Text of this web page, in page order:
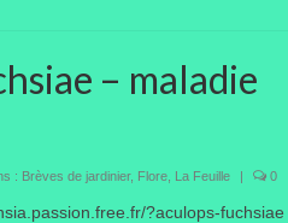
– maladie
: Brèves de jardinier, Flore, La Feuille | 0
?aculops-